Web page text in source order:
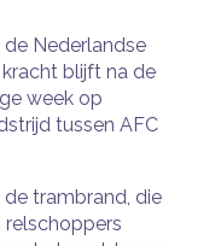
Nederlandse
blijft na de
week op
tussen AFC
trambrand, die